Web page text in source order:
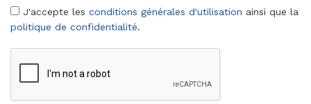
J'accepte les conditions générales d'utilisation ainsi que la
politique de confidentialité.